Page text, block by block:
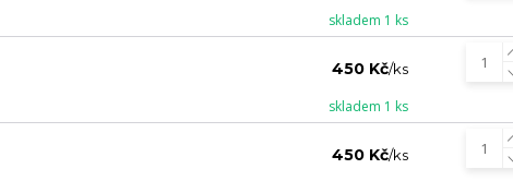
skladem 1 ks
450 Kč/ks
skladem 1 ks
450 Kč/ks